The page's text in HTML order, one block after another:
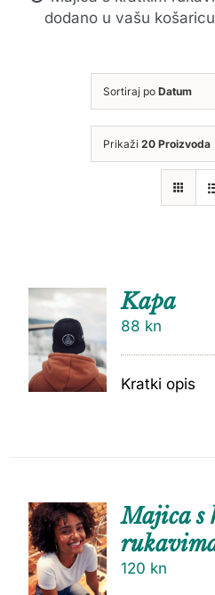
dodano u vašu
Sortiraj po Datum
Prikaži 20 Proizvoda
KOŠARI
CU
Kapa
88 kn
Kratki opis
Majica s
120 kn